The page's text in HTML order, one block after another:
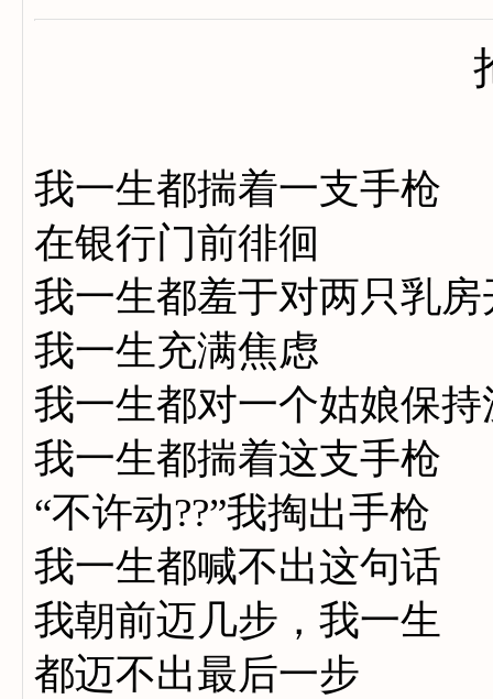
我一生都揣着一支手枪
在银行门前徘徊
我一生都羞于对两只乳房
我一生充满焦虑
我一生都对一个姑娘保持
我一生都揣着这支手枪
“不许动??”我掏出手枪
我一生都喊不出这句话
我朝前迈几步，我一生
都迈不出最后一步